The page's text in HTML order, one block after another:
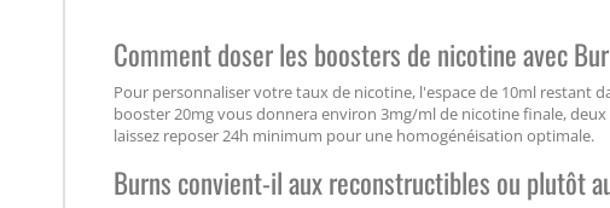
Comment doser les boosters de nicotine avec
Pour personnaliser votre taux de nicotine, l'espace de 10ml restant
booster 20mg vous donnera environ 3mg/ml de nicotine finale,
laissez reposer 24h minimum pour une homogénéisation optimale.
Burns convient-il aux reconstructibles ou plutôt